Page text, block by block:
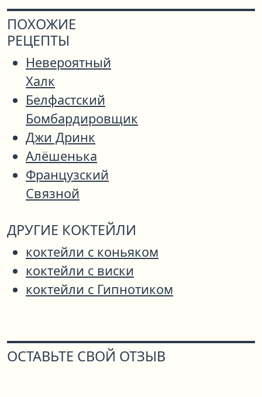
ПОХОЖИЕ
РЕЦЕПТЫ
Невероятный
Халк
Белфастский
Бомбардировщик
Джи Дринк
Алёшенька
Французский
Связной
ДРУГИЕ КОКТЕЙЛИ
коктейли с коньяком
коктейли с виски
коктейли с Гипнотиком
ОСТАВЬТЕ СВОЙ ОТЗЫВ